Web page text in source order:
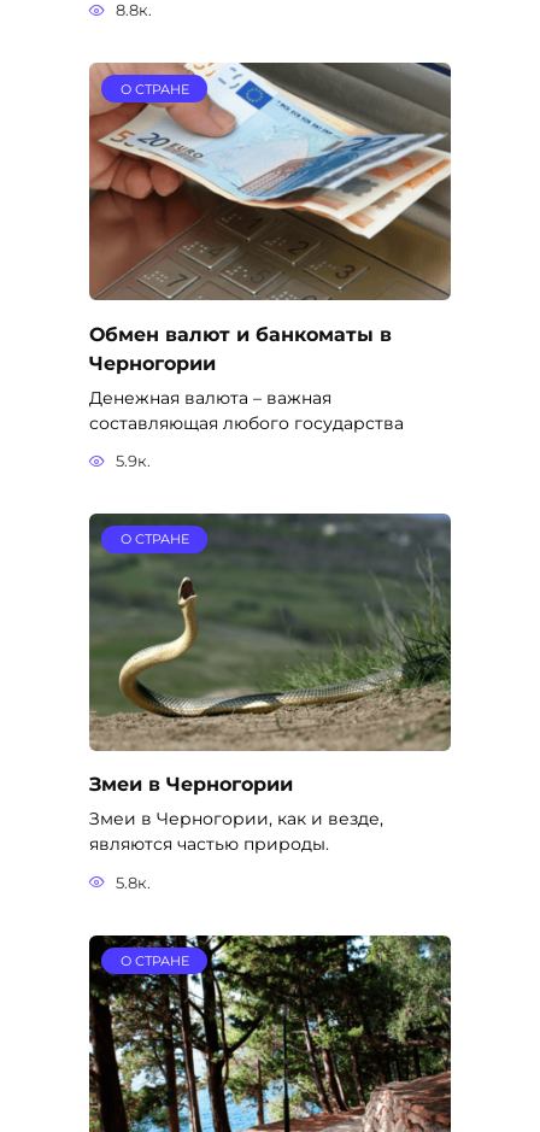
8.8к.
О СТРАНЕ
Обмен валют и банкоматы в
Черногории
Денежная валюта – важная
составляющая любого государства
5.9к.
О СТРАНЕ
Змеи в Черногории
Змеи в Черногории, как и везде,
являются частью природы.
5.8к.
О СТРАНЕ